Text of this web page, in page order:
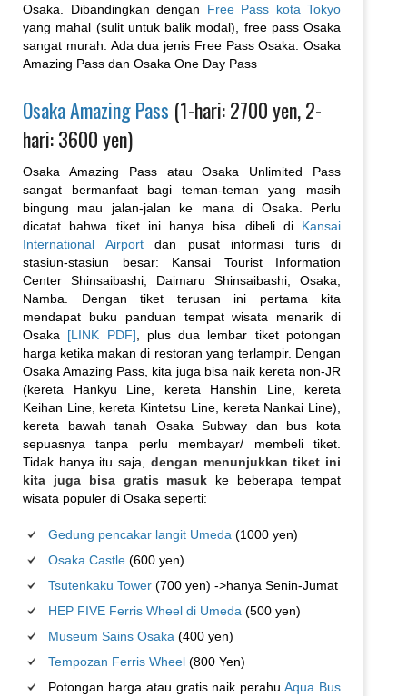
Osaka. Dibandingkan dengan Free Pass kota Tokyo
yang mahal (sulit untuk balik modal), free pass Osaka
sangat murah. Ada dua jenis Free Pass Osaka: Osaka
Amazing Pass dan Osaka One Day Pass
Osaka Amazing Pass (1-hari: 2700 yen, 2-
hari: 3600 yen)
Osaka Amazing Pass atau Osaka Unlimited Pass
sangat bermanfaat bagi teman-teman yang masih
bingung mau jalan-jalan ke mana di Osaka. Perlu
dicatat bahwa tiket ini hanya bisa dibeli di Kansai
International Airportdan pusat informasi turis di
stasiun-stasiun besar: Kansai Tourist Information
Center Shinsaibashi, Daimaru Shinsaibashi, Osaka,
Namba. Dengan tiket terusan ini pertama kita
mendapat buku panduan tempat wisata menarik di
Osaka [LINK PDF] , plus dua lembar tiket potongan
harga ketika makan di restoran yang terlampir. Dengan
Osaka Amazing Pass, kita juga bisa naik kereta non-JR
(kereta Hankyu Line, kereta Hanshin Line, kereta
Keihan Line, kereta Kintetsu Line, kereta Nankai Line),
kereta bawah tanah Osaka Subway dan bus kota
sepuasnya tanpa perlu membayar/ membeli tiket.
Tidak hanya itu saja, dengan menunjukkan tiket ini
kita juga bisa gratis masuk ke beberapa tempat
wisata populer di Osaka seperti:
Gedung pencakar langit Umeda (1000 yen)
Osaka Castle (600 yen)
Tsutenkaku Tower (700 yen) ->hanya Senin-Jumat
HEP FIVE Ferris Wheel di Umeda (500 yen)
Museum Sains Osaka (400 yen)
Tempozan Ferris Wheel (800 Yen)
Potongan harga atau gratis naik perahuAqua Bus